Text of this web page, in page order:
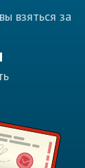
взяться за